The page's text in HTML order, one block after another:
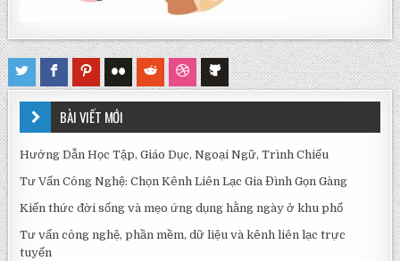
BÀI VIẾT MỚI
Hướng Dẫn Học Tập, Giáo Dục, Ngoại Ngữ, Trình Chiếu
Tư Vấn Công Nghệ: Chọn Kênh Liên Lạc Gia Đình Gọn Gàng
Kiến thức đời sống và mẹo ứng dụng hằng ngày ở khu phố
Tư vấn công nghệ, phần mềm, dữ liệu và kênh liên lạc trực
tuyến